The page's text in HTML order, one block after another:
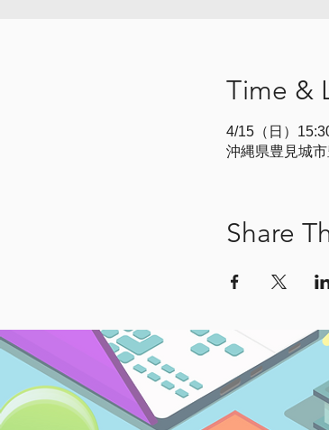
Time &
4/15（日）
沖縄県豊見城
Share